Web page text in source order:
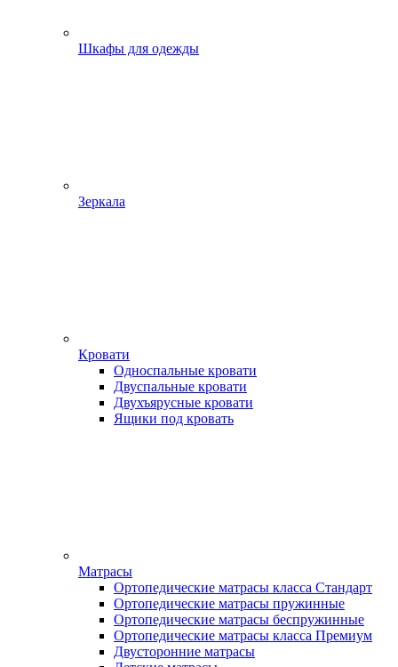
Шкафы для одежды
Зеркала
Кровати
Односпальные кровати
Двуспальные кровати
Двухъярусные кровати
Ящики под кровать
Матрасы
Ортопедические матрасы класса Стандарт
Ортопедические матрасы пружинные
Ортопедические матрасы беспружинные
Ортопедические матрасы класса Премиум
Двусторонние матрасы